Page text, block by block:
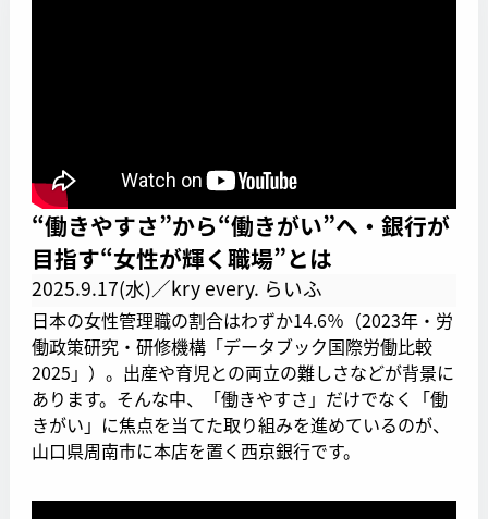
“働きやすさ”から“働きがい”へ・銀行が
目指す“女性が輝く職場”とは
2025.9.17(水)／kry every. らいふ
日本の女性管理職の割合はわずか14.6％（2023年・労
働政策研究・研修機構「データブック国際労働比較
2025」）。出産や育児との両立の難しさなどが背景に
あります。そんな中、「働きやすさ」だけでなく「働
きがい」に焦点を当てた取り組みを進めているのが、
山口県周南市に本店を置く西京銀行です。